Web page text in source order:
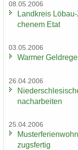
08.05.2006
Land­kreis
che­nem Etat
03.05.2006
War­mer
26.04.2006
nach­ar­bei­ten
25.04.2006
zugs­fer­tig